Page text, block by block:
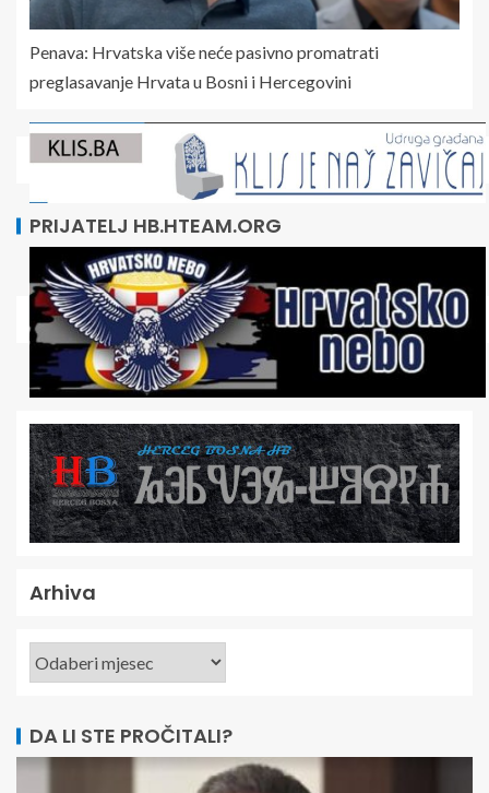
Penava: Hrvatska više neće pasivno promatrati
preglasavanje Hrvata u Bosni i Hercegovini
PRIJATELJ HB.HTEAM.ORG
Arhiva
DA LI STE PROČITALI?